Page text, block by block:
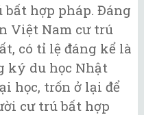
bất hợp pháp. Đáng
Việt Nam cư trú
có tỉ lệ đáng kể là
ký du học Nhật
học, trốn ở lại để
cư trú bất hợp